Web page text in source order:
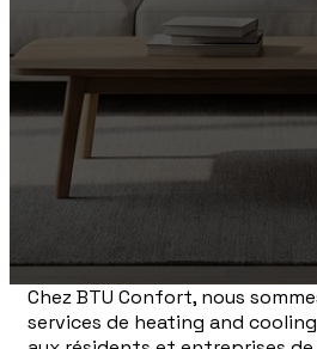
Chez BTU Confort, nous
services de heating and